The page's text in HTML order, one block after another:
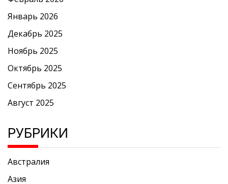
Январь 2026
Декабрь 2025
Ноябрь 2025
Октябрь 2025
Сентябрь 2025
Август 2025
РУБРИКИ
Австралия
Азия